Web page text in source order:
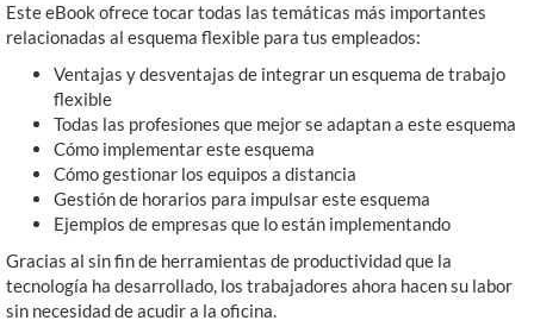
Este eBook ofrece tocar todas las temáticas más importantes
relacionadas al esquema flexible para tus empleados:
Ventajas y desventajas de integrar un esquema de trabajo
flexible
Todas las profesiones que mejor se adaptan a este esquema
Cómo implementar este esquema
Cómo gestionar los equipos a distancia
Gestión de horarios para impulsar este esquema
Ejemplos de empresas que lo están implementando
Gracias al sin fin de herramientas de productividad que la
tecnología ha desarrollado, los trabajadores ahora hacen su labor
sin necesidad de acudir a la oficina.